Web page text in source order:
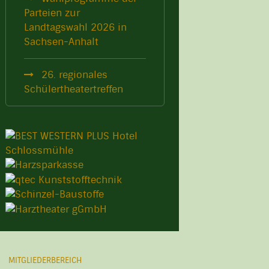
Parteien zur
Landtagswahl 2026 in
Sachsen-Anhalt
26. regionales
Schülertheatertreffen
MITGLIEDERBEREICH